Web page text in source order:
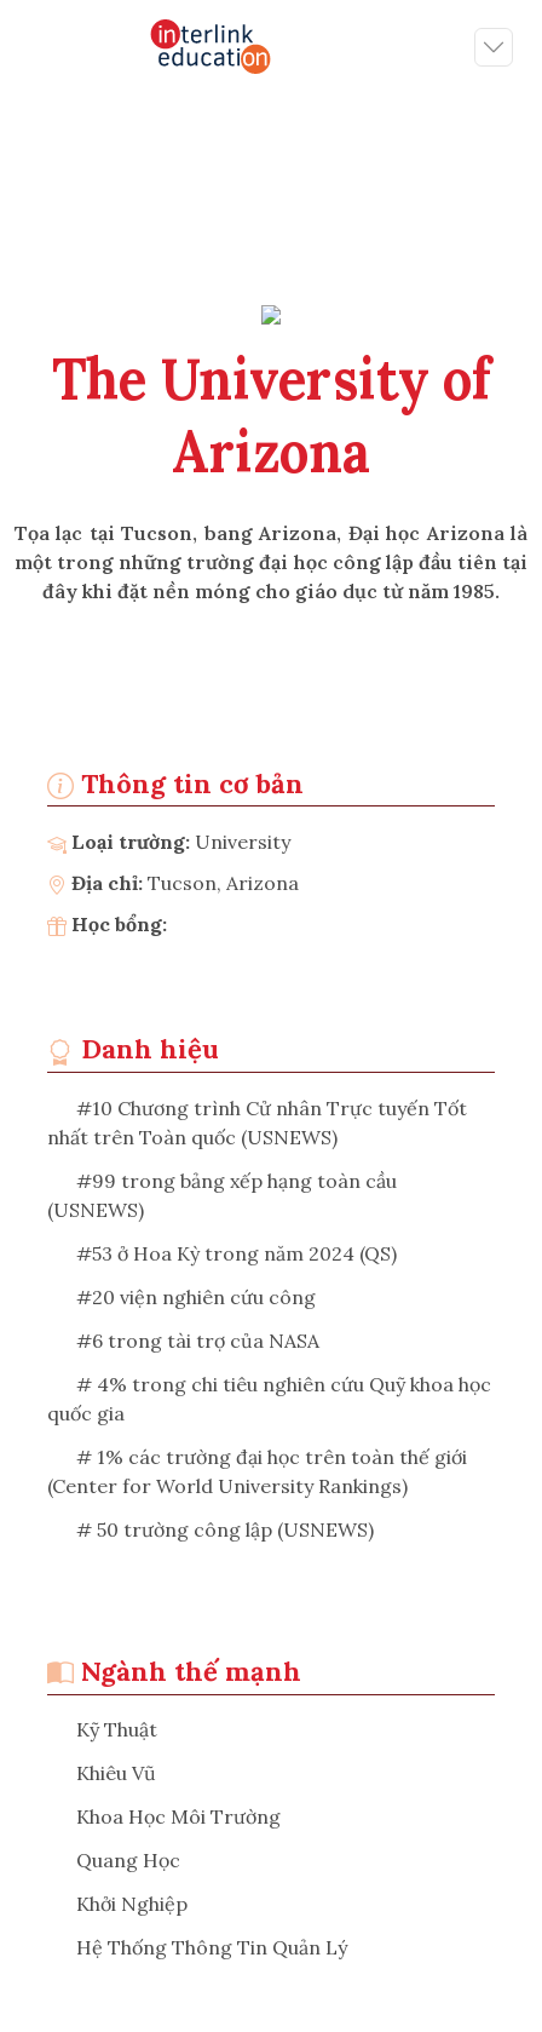
The University of
Arizona
Tọa lạc tại Tucson, bang Arizona, Đại học Arizona là
một trong những trường đại học công lập đầu tiên tại
đây khi đặt nền móng cho giáo dục từ năm 1985.
Thông tin cơ bản
Loại trường: University
Địa chỉ: Tucson, Arizona
Học bổng:
Danh hiệu
#10 Chương trình Cử nhân Trực tuyến Tốt
nhất trên Toàn quốc (USNEWS)
#99 trong bảng xếp hạng toàn cầu
(USNEWS)
#53 ở Hoa Kỳ trong năm 2024 (QS)
#20 viện nghiên cứu công
#6 trong tài trợ của NASA
# 4% trong chi tiêu nghiên cứu Quỹ khoa học
quốc gia
# 1% các trường đại học trên toàn thế giới
(Center for World University Rankings)
# 50 trường công lập (USNEWS)
Ngành thế mạnh
Kỹ Thuật
Khiêu Vũ
Khoa Học Môi Trường
Quang Học
Khởi Nghiệp
Hệ Thống Thông Tin Quản Lý